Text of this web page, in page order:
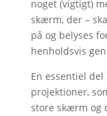
noget (vigtigt)
skærm, der –
på og belyses
henholdsvis
En essentiel
projektioner,
store skærm og